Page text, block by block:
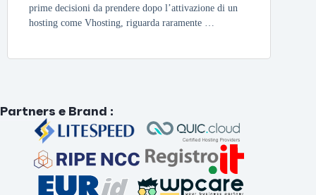
prime decisioni da prendere dopo l’attivazione di un
hosting come Vhosting, riguarda raramente …
Partners e Brand :